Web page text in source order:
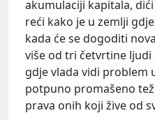
akumulaciji kapitala,
reći kako je u zemlji
kada će se dogoditi
više od tri četvrtine
gdje vlada vidi problem
potpuno promašeno
prava onih koji žive od